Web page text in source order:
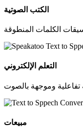
الكتب الصوتية
التعلم الإلكتروني
مبيعات